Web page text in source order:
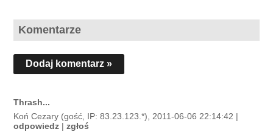
Komentarze
Dodaj komentarz »
Thrash...
Koń Cezary (gość, IP: 83.23.123.*), 2011-06-06 22:14:42 |
odpowiedz |zgłoś